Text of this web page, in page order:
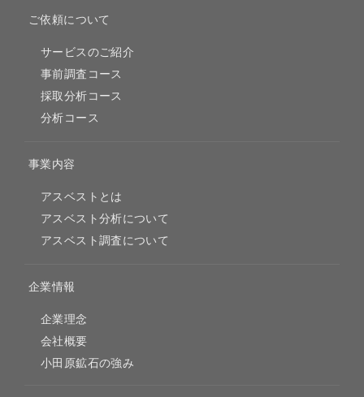
ご依頼について
サービスのご紹介
事前調査コース
採取分析コース
分析コース
事業内容
アスベストとは
アスベスト分析について
アスベスト調査について
企業情報
企業理念
会社概要
小田原鉱石の強み